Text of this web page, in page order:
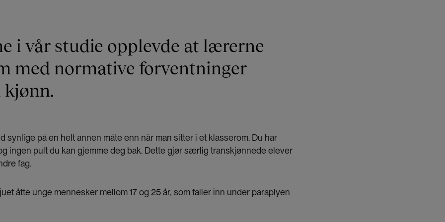
i vår studie opplevde at lærerne
med normative forventninger
synlige på en helt annen måte enn når man sitter i et klasserom. Du har
ingen pult du kan gjemme deg bak. Dette gjør særlig transkjønnede elever
fag.
åtte unge mennesker mellom 17 og 25 år, som faller inn under paraplyen